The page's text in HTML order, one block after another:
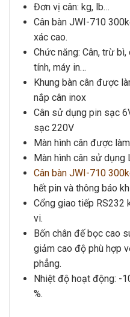
Đơn vị cân: kg, lb…
Cân bàn JWI-710
xác cao.
Chức năng: Cân, trừ
tính, máy in…
Khung bàn cân được
nắp cân inox
Cân sử dụng pin sạc
sạc 220V
Màn hình cân được
Màn hình cân sử dụng
Cân bàn JWI-710
hết pin và thông báo
Cổng giao tiếp RS232
vi.
Bốn chân đế bọc cao
giảm cao độ phù hợp
phẳng.
Nhiệt độ hoạt động: -
%.